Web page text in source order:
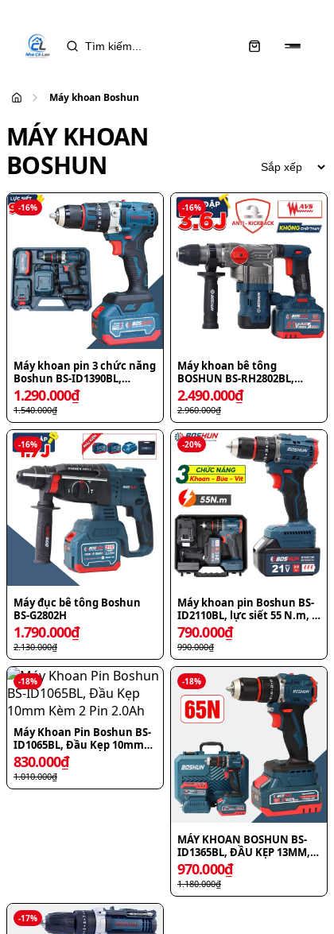
Máy khoan Boshun
MÁY KHOAN
BOSHUN
-16%
Máy khoan pin 3 chức năng
Boshun BS-ID1390BL,
AutoLock 13mm
1.290.000₫
1.540.000₫
-16%
Máy khoan bê tông
BOSHUN BS-RH2802BL,
khoan chống rung AVS ,
chống lật cổ tay
Antikickback
2.490.000₫
2.960.000₫
-16%
Máy đục bê tông Boshun
BS-G2802H
1.790.000₫
2.130.000₫
-20%
Máy khoan pin Boshun BS-
ID2110BL, lực siết 55 N.m, 3
chức năng, đầu kẹp
autolock 10mm
790.000₫
990.000₫
-18%
Máy Khoan Pin Boshun BS-
ID1065BL, Đầu Kẹp 10mm
Kèm 2 Pin 2.0Ah
830.000₫
1.010.000₫
-18%
MÁY KHOAN BOSHUN BS-
ID1365BL, ĐẦU KẸP 13MM,
PIN 10 CELL, LỰC 65N.M
970.000₫
1.180.000₫
-17%